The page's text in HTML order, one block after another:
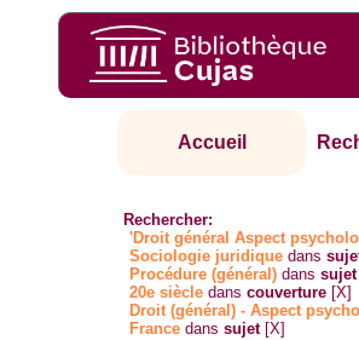
Accueil
Rechercher:
'Droit général Aspect
Sociologie juridique dans
Procédure (général) danssujet
20e siècle danscouverture [X]
Droit (général) - Aspect
France danssujet [X]